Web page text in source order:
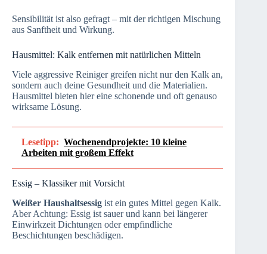
Sensibilität ist also gefragt – mit der richtigen Mischung
aus Sanftheit und Wirkung.
Hausmittel: Kalk entfernen mit natürlichen Mitteln
Viele aggressive Reiniger greifen nicht nur den Kalk an,
sondern auch deine Gesundheit und die Materialien.
Hausmittel bieten hier eine schonende und oft genauso
wirksame Lösung.
Lesetipp: Wochenendprojekte: 10 kleine
Arbeiten mit großem Effekt
Essig – Klassiker mit Vorsicht
Weißer Haushaltsessig ist ein gutes Mittel gegen Kalk.
Aber Achtung: Essig ist sauer und kann bei längerer
Einwirkzeit Dichtungen oder empfindliche
Beschichtungen beschädigen.